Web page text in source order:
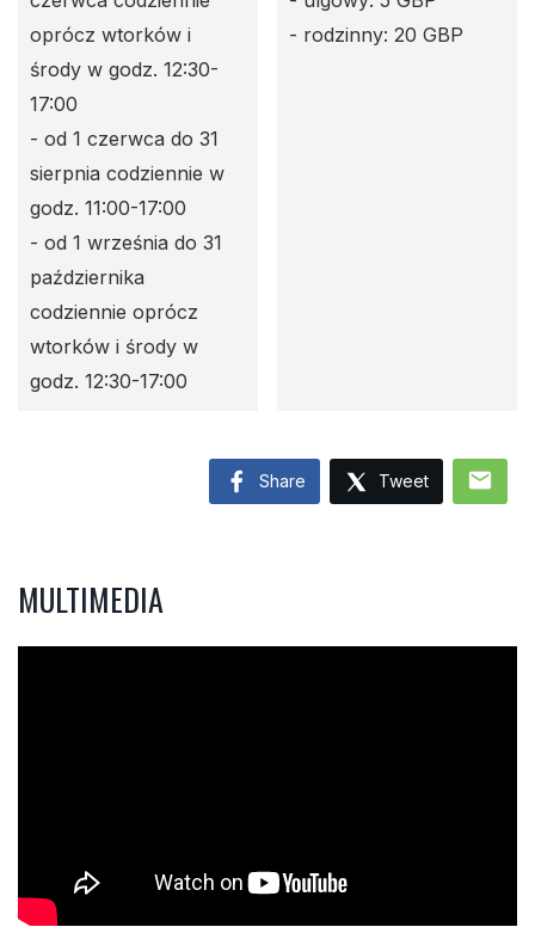
oprócz wtorków i
środy w godz. 12:30-
17:00
- od 1 czerwca do 31
sierpnia codziennie w
godz. 11:00-17:00
- od 1 września do 31
października
codziennie oprócz
wtorków i środy w
godz. 12:30-17:00
- rodzinny: 20 GBP
Share Tweet mail
MULTIMEDIA